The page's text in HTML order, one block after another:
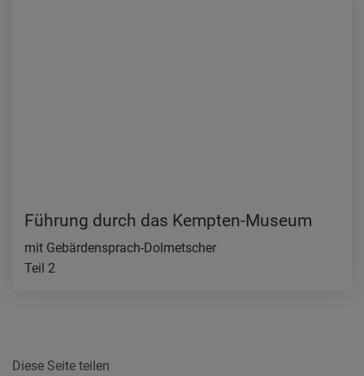
Führung durch das Kempten-Museum
mit Gebärdensprach-Dolmetscher
Teil 2
Diese Seite teilen